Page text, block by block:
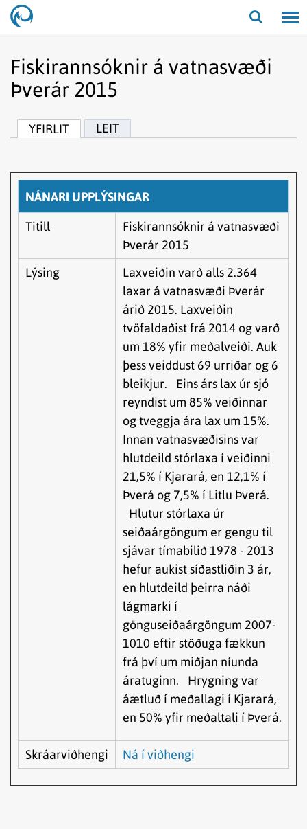
Opna/
Fiskirannsóknir á vatnasvæði
Þverár 2015
YFIRLIT LEIT
NÁNARI UPPLÝSINGAR
Titill
Fiskirannsóknir á vatnasvæði
Þverár 2015
Lýsing
Laxveiðin varð alls 2.364
laxar á vatnasvæði Þverár
árið 2015. Laxveiðin
tvöfaldaðist frá 2014 og varð
um 18% yfir meðalveiði. Auk
þess veiddust 69 urriðar og 6
bleikjur. Eins árs lax úr sjó
reyndist um 85% veiðinnar
og tveggja ára lax um 15%.
Innan vatnasvæðisins var
hlutdeild stórlaxa í veiðinni
21,5% í Kjarará, en 12,1% í
Þverá og 7,5% í Litlu Þverá.
Hlutur stórlaxa úr
seiðaárgöngum er gengu til
sjávar tímabilið 1978 - 2013
hefur aukist síðastliðin 3 ár,
en hlutdeild þeirra náði
lágmarki í
gönguseiðaárgöngum 2007-
1010 eftir stöðuga fækkun
frá því um miðjan níunda
áratuginn. Hrygning var
áætluð í meðallagi í Kjarará,
en 50% yfir meðaltali í Þverá.
Skráarviðhengi Ná í viðhengi